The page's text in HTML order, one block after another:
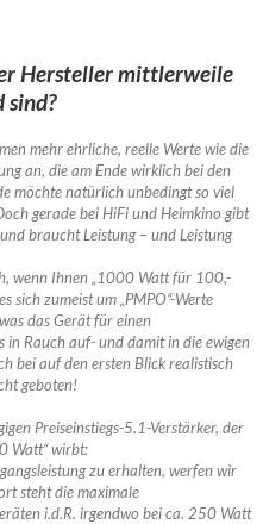
Hersteller mittlerweile
sind?
mehr ehrliche, reelle Werte wie die
an, die am Ende wirklich bei den
möchte natürlich unbedingt so viel
gerade bei HiFi und Heimkino gibt
braucht Leistung – und Leistung
wenn Ihnen „1000 Watt für 100,-
sich zumeist um „PMPO“-Werte
das Gerät für einen
in Rauch auf- und damit in die ewigen
bei auf den ersten Blick realistisch
geboten!
Preiseinstiegs-5.1-Verstärker, der
Watt“ wirbt:
zu erhalten, werfen wir
steht die maximale
i.d.R. irgendwo bei ca. 250 Watt